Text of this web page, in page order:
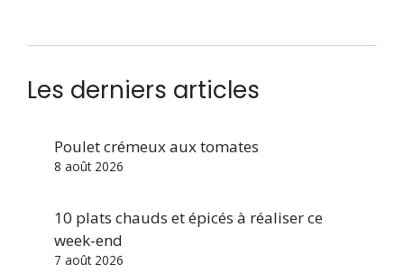
Les derniers articles
Poulet crémeux aux tomates
8 août 2026
10 plats chauds et épicés à réaliser ce
week-end
7 août 2026